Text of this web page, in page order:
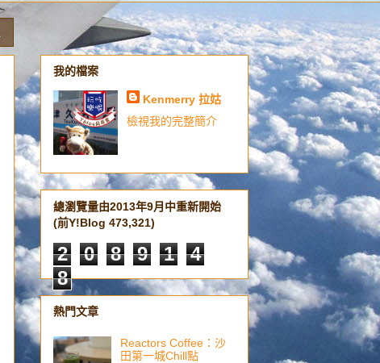
我的檔案
Kenmerry 拉姑
檢視我的完整簡介
總瀏覽量由2013年9月中重新開始
(前Y!Blog 473,321)
2 0 8 9 1
4
8
熱門文章
Reactors Coffee：沙
田第一城Chill點